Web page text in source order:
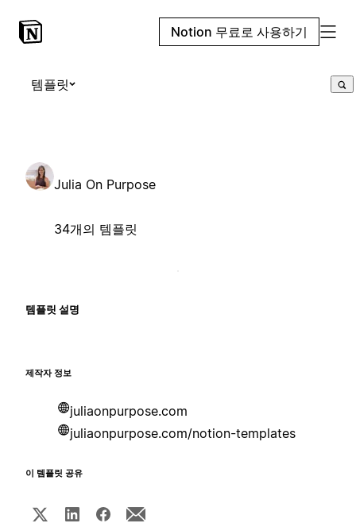
Notion 무료로 사용하기
템플릿
Julia On Purpose
34개의 템플릿
템플릿 설명
제작자 정보
juliaonpurpose.com
juliaonpurpose.com/notion-templates
이 템플릿 공유